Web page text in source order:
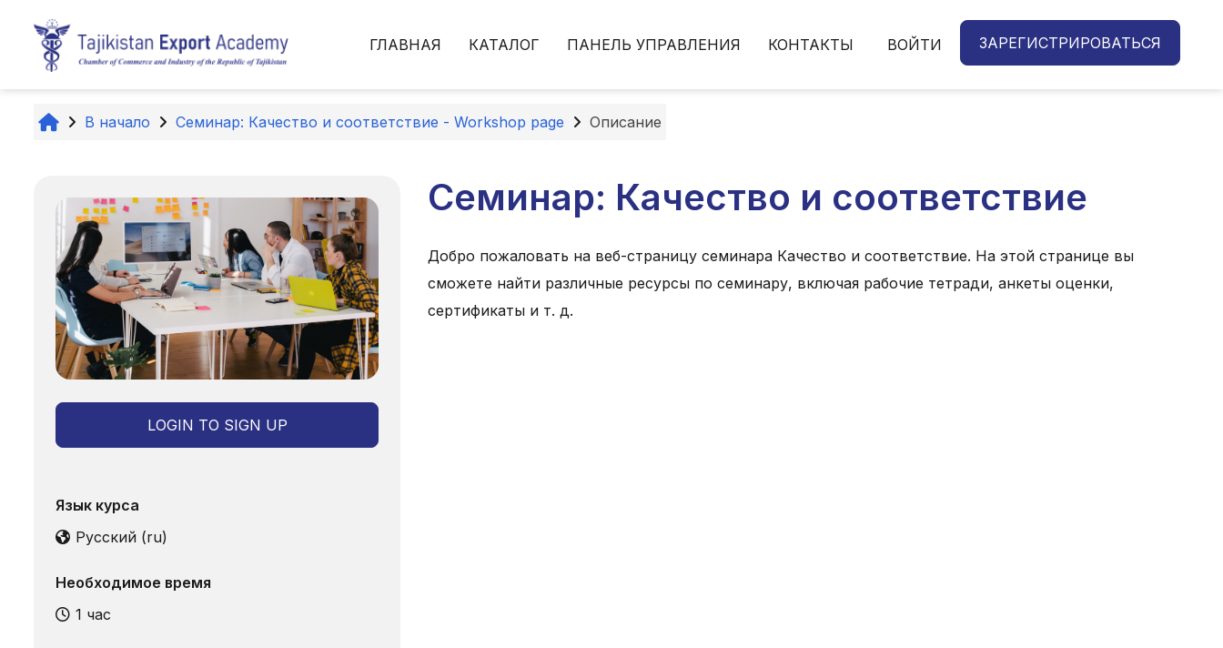
ГЛАВНАЯ
КАТАЛОГ ПАНЕЛЬ УПРАВЛЕНИЯ КОНТАКТЫ ВОЙТИ ЗАРЕГИСТРИРОВАТЬСЯ
В начало Семинар: Качество и соответствие - Workshop page Описание
LOGIN TO SIGN UP
Язык курса
Русский ‎(ru)‎
Необходимое время
1 час
Семинар: Качество и соответствие
Добро пожаловать на веб-страницу семинара Качество и соответствие. На этой странице вы
сможете найти различные ресурсы по семинару, включая рабочие тетради, анкеты оценки,
сертификаты и т. д.